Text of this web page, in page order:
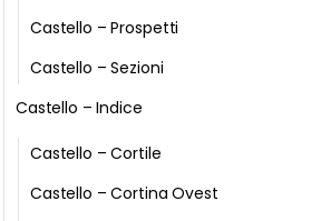
Castello – Prospetti
Castello – Sezioni
Castello – Indice
Castello – Cortile
Castello – Cortina Ovest